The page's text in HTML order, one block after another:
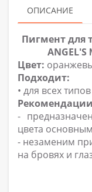
ОПИСАНИЕ
Пигмент для
Цвет:
Подходит:
• для всех
-
цвета
- незаменим
на бровях и